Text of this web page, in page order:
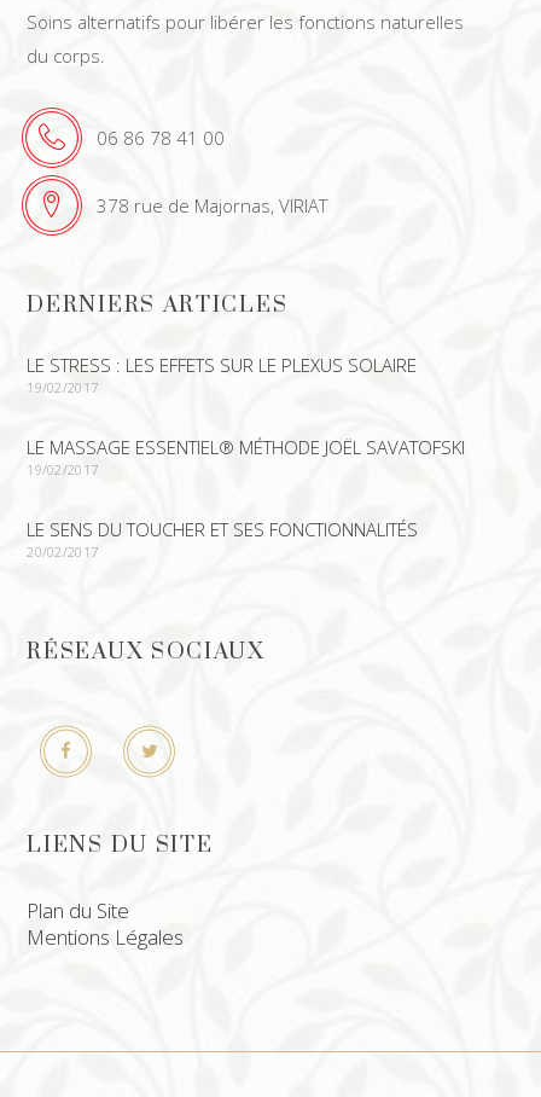
Soins alternatifs pour libérer les fonctions naturelles
du corps.
06 86 78 41 00
378 rue de Majornas, VIRIAT
DERNIERS ARTICLES
LE STRESS : LES EFFETS SUR LE PLEXUS SOLAIRE
19/02/2017
LE MASSAGE ESSENTIEL® MÉTHODE JOËL SAVATOFSKI
19/02/2017
LE SENS DU TOUCHER ET SES FONCTIONNALITÉS
20/02/2017
RÉSEAUX SOCIAUX
LIENS DU SITE
Plan du Site
Mentions Légales